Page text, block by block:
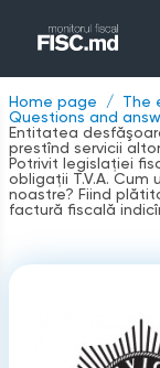
Home page
The
Questions and
Entitatea
prestînd servicii
Potrivit legislaţiei
obligaţii T.V.A.
noastre? Fiind
factură fiscală